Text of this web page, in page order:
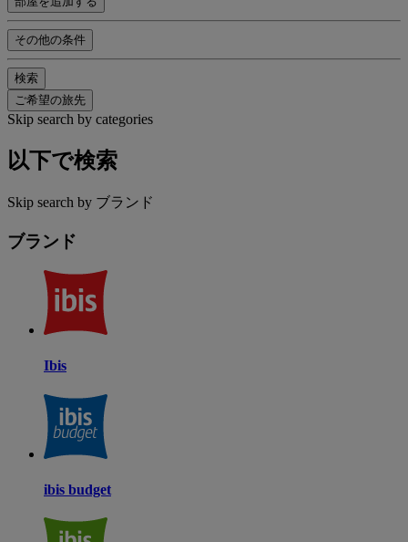
その他の条件
検索
ご希望の旅先
Skip search by categories
以下で検索
Skip search by ブランド
ブランド
Ibis
ibis budget